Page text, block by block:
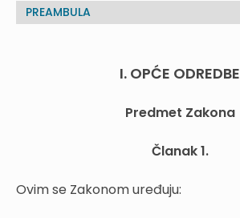
PREAMBULA
I. OPĆE ODREDBE
Predmet Zakona
Članak 1.
Ovim se Zakonom uređuju: